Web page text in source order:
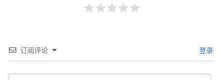
订阅评论 登录